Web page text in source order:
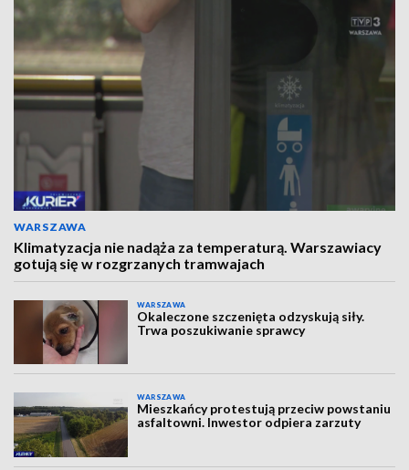
WARSZAWA
Klimatyzacja nie nadąża za temperaturą. Warszawiacy
gotują się w rozgrzanych tramwajach
WARSZAWA
Okaleczone szczenięta odzyskują siły.
Trwa poszukiwanie sprawcy
WARSZAWA
Mieszkańcy protestują przeciw powstaniu
asfaltowni. Inwestor odpiera zarzuty